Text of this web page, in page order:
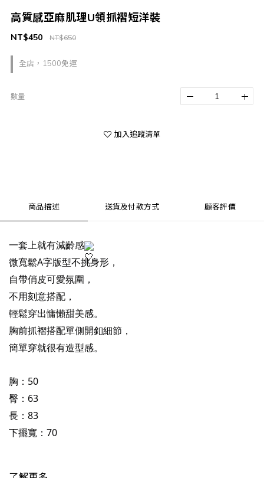
高質感亞麻肌理U領抓褶短洋裝
全店，1500免運
NT$650
NT$450
數量
加入追蹤清單
商品描述 送貨及付款方式 顧客評價
一套上就有減齡感
微寬鬆A字版型不挑身形，
自帶俏皮可愛氛圍，
不用刻意搭配，
輕鬆穿出慵懶甜美感。
胸前抓褶搭配單側開釦細節，
簡單穿就很有造型感。
胸：50
臀：63
長：83
下擺寬：70